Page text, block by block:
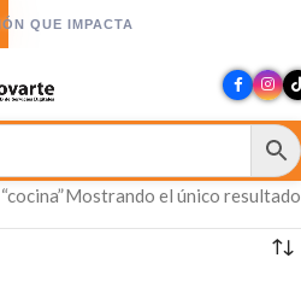
QUE IMPACTA
Mostrando el único resultado